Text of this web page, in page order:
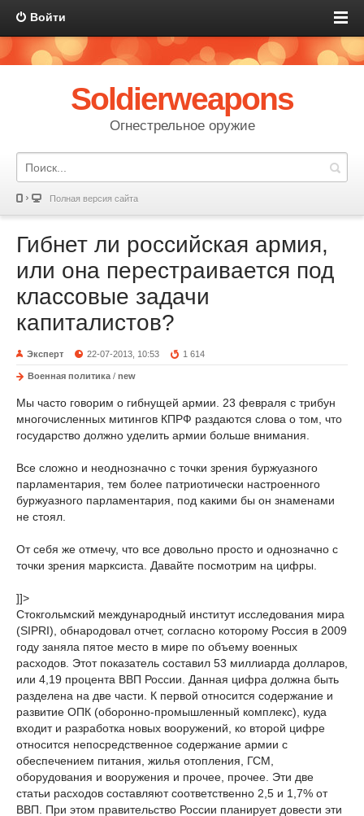
Войти
Soldierweapons
Огнестрельное оружие
Полная версия сайта
Гибнет ли российская армия,
или она перестраивается под
классовые задачи
капиталистов?
Эксперт 22-07-2013, 10:53 1 614
Военная политика / new
Мы часто говорим о гибнущей армии. 23 февраля с трибун
многочисленных митингов КПРФ раздаются слова о том, что
государство должно уделить армии больше внимания.
Все сложно и неоднозначно с точки зрения буржуазного
парламентария, тем более патриотически настроенного
буржуазного парламентария, под какими бы он знаменами
не стоял.
От себя же отмечу, что все довольно просто и однозначно с
точки зрения марксиста. Давайте посмотрим на цифры.
]]>
Стокгольмский международный институт исследования мира
(SIPRI), обнародовал отчет, согласно которому Россия в 2009
году заняла пятое место в мире по объему военных
расходов. Этот показатель составил 53 миллиарда долларов,
или 4,19 процента ВВП России. Данная цифра должна быть
разделена на две части. К первой относится содержание и
развитие ОПК (оборонно-промышленный комплекс), куда
входит и разработка новых вооружений, ко второй цифре
относится непосредственное содержание армии с
обеспечением питания, жилья отопления, ГСМ,
оборудования и вооружения и прочее, прочее. Эти две
статьи расходов составляют соответственно 2,5 и 1,7% от
ВВП. При этом правительство России планирует довести эти